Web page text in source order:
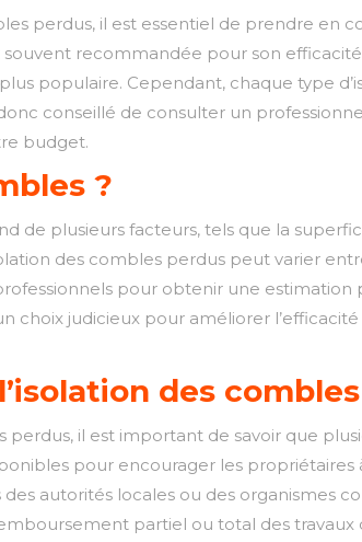
perdus, il est essentiel de prendre en
recommandée pour son
populaire. Cependant, chaque type
conseillé de consulter un
budget.
?
plusieurs facteurs, tels que la
des combles perdus peut varier
pour obtenir une
choix judicieux pour améliorer
des
perdus, il est important de savoir que
pour encourager les
autorités locales ou des organismes
partiel ou total des travaux